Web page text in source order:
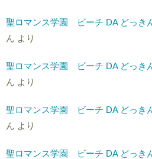
聖ロマンス学園 ビーチ DA どっき
ん より
聖ロマンス学園 ビーチ DA どっき
ん より
聖ロマンス学園 ビーチ DA どっき
ん より
聖ロマンス学園 ビーチ DA どっき